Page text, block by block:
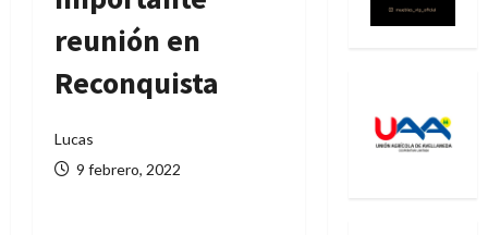
reunión en
Reconquista
Lucas
9 febrero, 2022